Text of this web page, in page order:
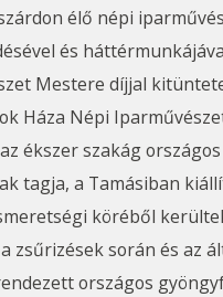
élő népi
és
Mestere díjjal
Háza Népi
ékszer szakág
tagja, a Tamásiban
köréből
zsűrizések során és az
országos